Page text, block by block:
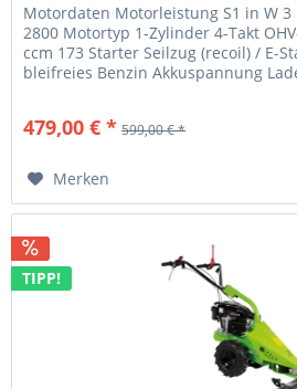
Motordaten Motorleistung S1 in W 3
2800 Motortyp 1-Zylinder 4-Takt
ccm 173 Starter Seilzug (recoil) / E-
bleifreies Benzin Akkuspannung
479,00 € * 599,00 € *
Merken
TIPP!